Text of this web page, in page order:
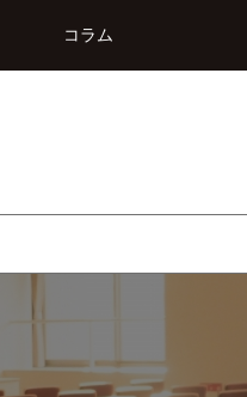
コラム